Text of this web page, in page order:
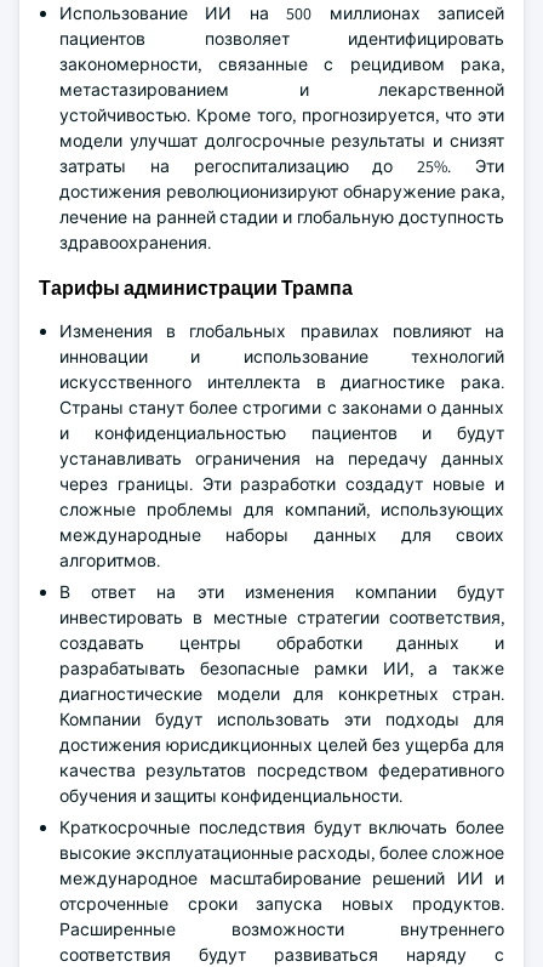
Использование ИИ на 500 миллионах записей
пациентов позволяет идентифицировать
закономерности, связанные с рецидивом рака,
метастазированием и лекарственной
устойчивостью. Кроме того, прогнозируется, что эти
модели улучшат долгосрочные результаты и снизят
затраты на регоспитализацию до 25%. Эти
достижения революционизируют обнаружение рака,
лечение на ранней стадии и глобальную доступность
здравоохранения.
Тарифы администрации Трампа
Изменения в глобальных правилах повлияют на
инновации и использование технологий
искусственного интеллекта в диагностике рака.
Страны станут более строгими с законами о данных
и конфиденциальностью пациентов и будут
устанавливать ограничения на передачу данных
через границы. Эти разработки создадут новые и
сложные проблемы для компаний, использующих
международные наборы данных для своих
алгоритмов.
В ответ на эти изменения компании будут
инвестировать в местные стратегии соответствия,
создавать центры обработки данных и
разрабатывать безопасные рамки ИИ, а также
диагностические модели для конкретных стран.
Компании будут использовать эти подходы для
достижения юрисдикционных целей без ущерба для
качества результатов посредством федеративного
обучения и защиты конфиденциальности.
Краткосрочные последствия будут включать более
высокие эксплуатационные расходы, более сложное
международное масштабирование решений ИИ и
отсроченные сроки запуска новых продуктов.
Расширенные возможности внутреннего
соответствия будут развиваться наряду с